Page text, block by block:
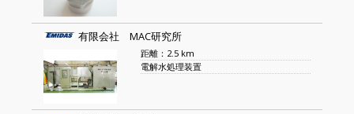
有限会社 MAC研究所
距離：2.5 km
電解水処理装置